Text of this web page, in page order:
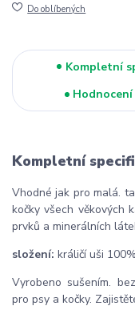
Do oblíbených
Kompletní
Hodnocení
Kompletní
Vhodné jak pro malá.
kočky všech věkových
prvků a minerálních
složení: králičí uši 100%
Vyrobeno sušením.
pro psy a kočky.